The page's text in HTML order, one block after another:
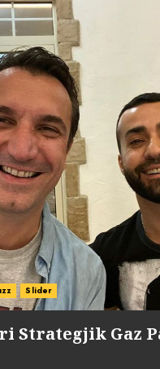
Slider
Strategjik Gaz